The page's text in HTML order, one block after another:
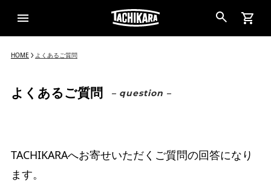
HOME よくあるご質問
よくあるご質問 – question –
TACHIKARAへお寄せいただくご質問の回答になり
ます。